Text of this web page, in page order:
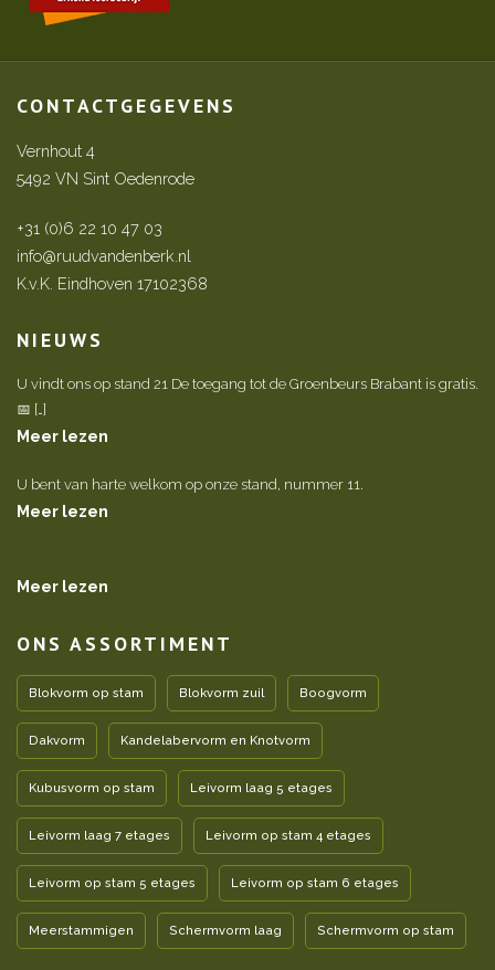
CONTACTGEGEVENS
Vernhout 4
5492 VN Sint Oedenrode
+31 (0)6 22 10 47 03
info@ruudvandenberk.nl
K.v.K. Eindhoven 17102368
NIEUWS
U vindt ons op stand 21 De toegang tot de Groenbeurs Brabant is gratis.
📅 […]
Meer lezen
U bent van harte welkom op onze stand, nummer 11.
Meer lezen
Meer lezen
ONS ASSORTIMENT
Blokvorm op stam Blokvorm zuil Boogvorm
Dakvorm Kandelabervorm en Knotvorm
Kubusvorm op stam Leivorm laag 5 etages
Leivorm laag 7 etages Leivorm op stam 4 etages
Leivorm op stam 5 etages Leivorm op stam 6 etages
Meerstammigen Schermvorm laag Schermvorm op stam